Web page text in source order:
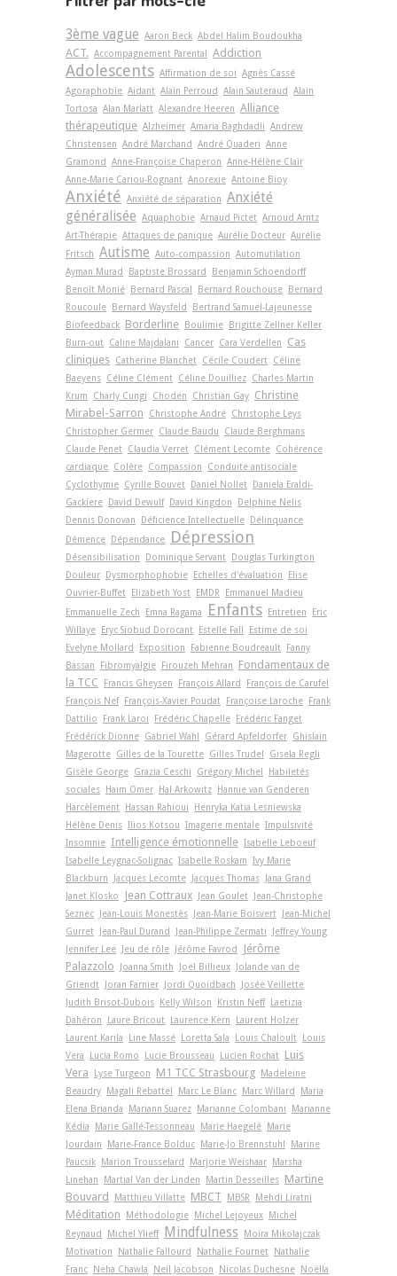
3ème vague Aaron Beck Abdel Halim Boudoukha
ACT. Accompagnement Parental Addiction
Adolescents Affirmation de soi Agnès Cassé
Agoraphobie Aidant Alain Perroud Alain Sauteraud
Alain
Tortosa Alan Marlatt Alexandre Heeren Alliance
thérapeutique Alzheimer Amaria Baghdadli Andrew
Christensen André Marchand André Quaderi Anne
Gramond
Anne-Françoise Chaperon Anne-Hélène Clair
Anne-Marie Cariou-Rognant Anorexie Antoine Bioy
Anxiété Anxiété de séparation Anxiété
généralisée Aquaphobie Arnaud Pictet Arnoud Arntz
Art-Thérapie Attaques de panique Aurélie Docteur Aurélie
Fritsch Autisme Auto-compassion Automutilation
Ayman Murad
Baptiste Brossard
Benjamin Schoendorff
Benoît Monié
Bernard Pascal Bernard Rouchouse
Bernard
Roucoule
Bernard Waysfeld
Bertrand Samuel-Lajeunesse
Biofeedback Borderline Boulimie
Brigitte Zellner Keller
Burn-out Caline Majdalani Cancer Cara Verdellen
Cas
cliniques Catherine Blanchet Cécile Coudert Céline
Baeyens Céline Clément Céline Douilliez Charles Martin
Krum
Charly Cungi Choden Christian Gay Christine
Mirabel-Sarron
Christophe André Christophe Leys
Christopher Germer Claude Baudu
Claude Berghmans
Claude Penet Claudia Verret Clément Lecomte Cohérence
cardiaque Colère Compassion
Conduite antisociale
Cyclothymie Cyrille Bouvet Daniel Nollet
Daniela Eraldi-
Gackiere
David Dewulf David Kingdon
Delphine Nelis
Dennis Donovan
Déficience Intellectuelle
Délinquance
Démence
Dépendance Dépression
Désensibilisation Dominique Servant
Douglas Turkington
Douleur
Dysmorphophobie Echelles d'évaluation
Elise
Ouvrier-Buffet
Elizabeth Yost EMDR
Emmanuel Madieu
Emmanuelle Zech
Emna Ragama Enfants Entretien
Eric
Willaye
Eryc Siobud Dorocant Estelle Fall
Estime de soi
Evelyne Mollard
Exposition Fabienne Boudreault
Fanny
Bassan
Fibromyalgie Firouzeh Mehran
Fondamentaux de
la TCC
Francis Gheysen François Allard
François de Carufel
François Nef
François-Xavier Poudat Françoise Laroche
Frank
Dattilio
Frank Laroi Frédéric Chapelle
Frédéric Fanget
Frédérick Dionne Gabriel Wahl Gérard Apfeldorfer Ghislain
Magerotte Gilles de la Tourette Gilles Trudel
Gisela Regli
Gisèle George Grazia Ceschi Grégory Michel
Habiletés
sociales
Haim Omer Hal Arkowitz
Hannie van Genderen
Harcèlement
Hassan Rahioui
Henryka Katia Lesniewska
Hélène Denis Ilios Kotsou Imagerie mentale Impulsivité
Insomnie Intelligence émotionnelle Isabelle Leboeuf
Isabelle Leygnac-Solignac Isabelle Roskam Ivy Marie
Blackburn
Jacques Lecomte Jacques Thomas
Jana Grand
Janet Klosko
Jean Cottraux Jean Goulet
Jean-Christophe
Seznec
Jean-Louis Monestès Jean-Marie Boisvert
Jean-Michel
Gurret
Jean-Paul Durand Jean-Philippe Zermati
Jeffrey Young
Jennifer Lee
Jeu de rôle Jérôme Favrod
Jérôme
Palazzolo
Joanna Smith Joël Billieux
Jolande van de
Griendt
Joran Farnier Jordi Quoidbach
Josée Veillette
Judith Brisot-Dubois
Kelly Wilson Kristin Neff
Laetizia
Dahéron
Laure Bricout Laurence Kern
Laurent Holzer
Laurent Karila
Line Massé Loretta Sala Louis Chaloult
Louis
Vera
Lucia Romo Lucie Brousseau Lucien Rochat Luis
Vera
Lyse Turgeon M1 TCC Strasbourg
Madeleine
Beaudry
Magali Rebattel Marc Le Blanc Marc Willard
Maria
Elena Brianda
Mariann Suarez Marianne Colombani
Marianne
Kédia
Marie Gallé-Tessonneau Marie Haegelé
Marie
Jourdain
Marie-France Bolduc Marie-Jo Brennstuhl
Marine
Paucsik
Marion Trousselard Marjorie Weishaar
Marsha
Linehan
Martial Van der Linden Martin Desseilles Martine
Bouvard
Matthieu Villatte MBCT MBSR Mehdi Liratni
Méditation Méthodologie Michel Lejoyeux
Michel
Reynaud
Michel Ylieff Mindfulness
Moïra Mikolajczak
Motivation
Nathalie Fallourd Nathalie Fournet
Nathalie
Franc
Neha Chawla Neil Jacobson Nicolas Duchesne
Noëlla